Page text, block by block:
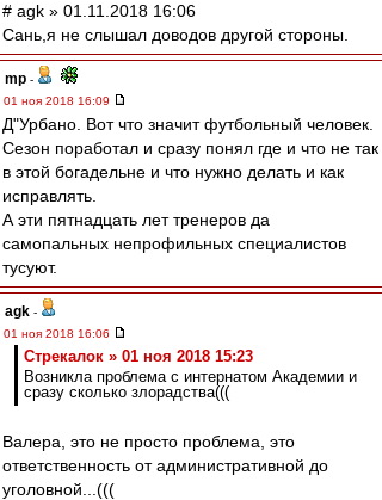
# agk » 01.11.2018 16:06
Сань,я не слышал доводов другой стороны.
mp -
01 ноя 2018 16:09
Д"Урбано. Вот что значит футбольный человек.
Сезон поработал и сразу понял где и что не так
в этой богадельне и что нужно делать и как
исправлять.
А эти пятнадцать лет тренеров да
самопальных непрофильных специалистов
тусуют.
agk -
01 ноя 2018 16:06
Стрекалок » 01 ноя 2018 15:23
Возникла проблема с интернатом Академии и
сразу сколько злорадства(((
Валера, это не просто проблема, это
ответственность от административной до
уголовной...(((